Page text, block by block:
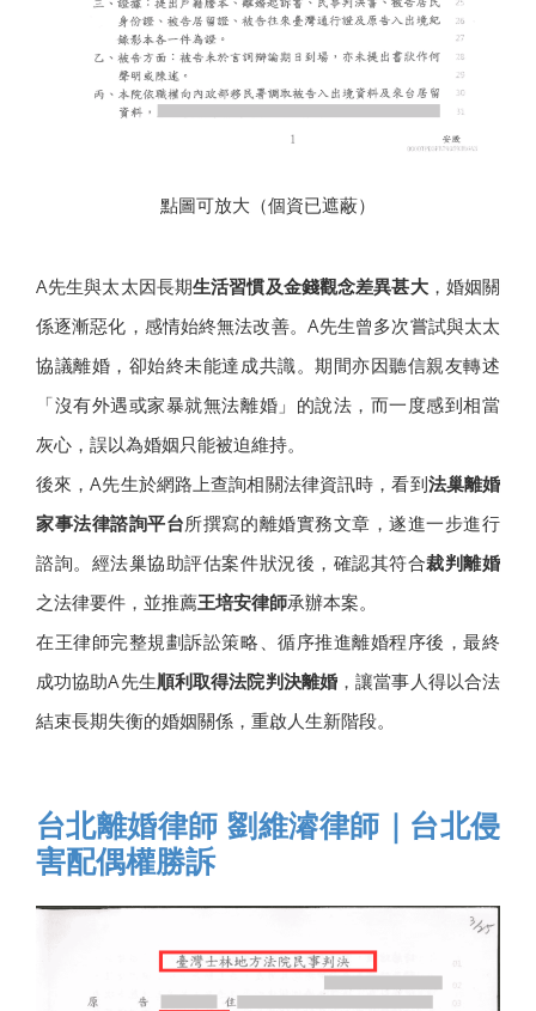
點圖可放大（個資已遮蔽）
A先生與太太因長期生活習慣及金錢觀念差異甚大，婚姻關
係逐漸惡化，感情始終無法改善。A先生曾多次嘗試與太太
協議離婚，卻始終未能達成共識。期間亦因聽信親友轉述
「沒有外遇或家暴就無法離婚」的說法，而一度感到相當
灰心，誤以為婚姻只能被迫維持。
後來，A先生於網路上查詢相關法律資訊時，看到法巢離婚
家事法律諮詢平台所撰寫的離婚實務文章，遂進一步進行
諮詢。經法巢協助評估案件狀況後，確認其符合裁判離婚
之法律要件，並推薦王培安律師承辦本案。
在王律師完整規劃訴訟策略、循序推進離婚程序後，最終
成功協助A先生順利取得法院判決離婚 ，讓當事人得以合法
結束長期失衡的婚姻關係，重啟人生新階段。
台北離婚律師 劉維濬律師｜台北侵
害配偶權勝訴